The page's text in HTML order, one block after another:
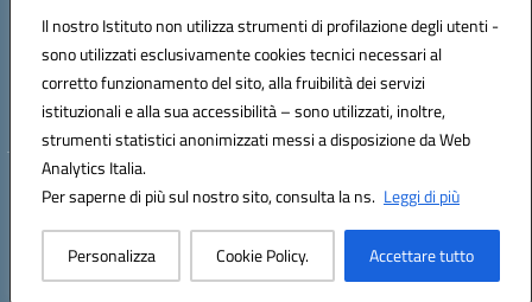
Il nostro Istituto non utilizza strumenti di profilazione degli utenti -
sono utilizzati esclusivamente cookies tecnici necessari al
corretto funzionamento del sito, alla fruibilità dei servizi
istituzionali e alla sua accessibilità – sono utilizzati, inoltre,
strumenti statistici anonimizzati messi a disposizione da Web
Analytics Italia.
Per saperne di più sul nostro sito, consulta la ns. Leggi di più
Personalizza Cookie Policy. Accettare tutto
Codice fiscale: 90043150714
Codice meccanografico:
FGPC180008
Codice Indice delle Pubbliche Amministrazioni (IPA): lzcc
Hosting & Powered by 3D Solution S.r.l.
Concept & Design by Designers Italia